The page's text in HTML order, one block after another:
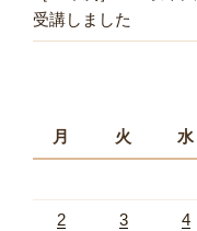
受講しました
月
火 水
2 3 4